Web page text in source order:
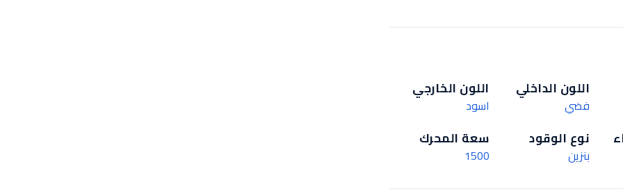
اللون الخارجي
اسود
سعة المحرك
1500
اللون الداخلي
فضي
نوع الوقود
بنزين